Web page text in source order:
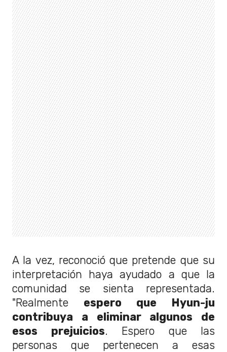
A la vez, reconoció que pretende que su
interpretación haya ayudado a que la
comunidad se sienta representada.
"Realmente espero que Hyun-ju
contribuya a eliminar algunos de
esos prejuicios. Espero que las
personas que pertenecen a esas